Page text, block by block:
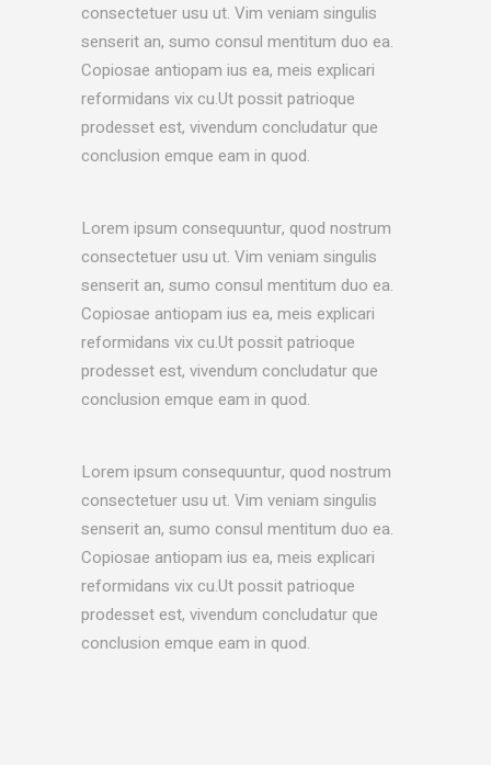
consectetuer usu ut. Vim veniam singulis
senserit an, sumo consul mentitum duo ea.
Copiosae antiopam ius ea, meis explicari
reformidans vix cu.Ut possit patrioque
prodesset est, vivendum concludatur que
conclusion emque eam in quod.
Lorem ipsum consequuntur, quod nostrum
consectetuer usu ut. Vim veniam singulis
senserit an, sumo consul mentitum duo ea.
Copiosae antiopam ius ea, meis explicari
reformidans vix cu.Ut possit patrioque
prodesset est, vivendum concludatur que
conclusion emque eam in quod.
Lorem ipsum consequuntur, quod nostrum
consectetuer usu ut. Vim veniam singulis
senserit an, sumo consul mentitum duo ea.
Copiosae antiopam ius ea, meis explicari
reformidans vix cu.Ut possit patrioque
prodesset est, vivendum concludatur que
conclusion emque eam in quod.